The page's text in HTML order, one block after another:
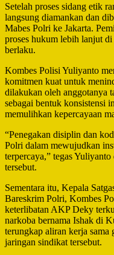
Setelah proses sidang etik
langsung diamankan dan
Mabes Polri ke Jakarta.
proses hukum lebih lanjut
berlaku.
Kombes Polisi Yuliyanto
komitmen kuat untuk
dilakukan oleh anggotanya
sebagai bentuk konsistensi
memulihkan kepercayaan
“Penegakan disiplin dan
Polri dalam mewujudkan
terpercaya,” tegas
tersebut.
Sementara itu, Kepala
Bareskrim Polri, Kombes
keterlibatan AKP Deky
narkoba bernama Ishak di
terungkap aliran kerja sama
jaringan sindikat tersebut.